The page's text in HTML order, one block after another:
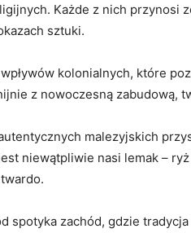
Każde⁣ z nich
sztuki.
kolonialnych, które
z nowoczesną zabudową,
malezyjskich
niewątpliwie nasi lemak –
​spotyka zachód, gdzie